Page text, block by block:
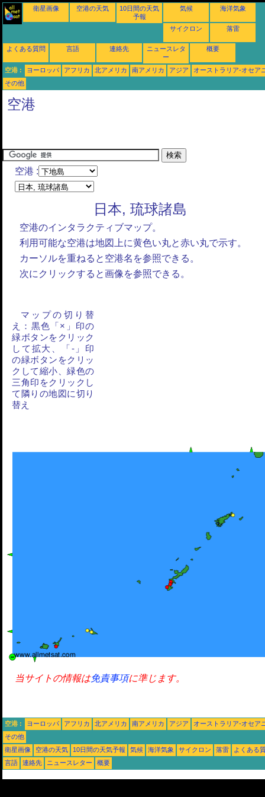
衛星画像 空港の天気
10日間の天気
予報
気候 海洋気象
サイクロン 落雷
よくある質問 言語 連絡先
ニュースレタ
ー
概要
空港 : ヨーロッパ アフリカ 北アメリカ 南アメリカ アジア
オーストラリア-オセア
その他
空港
空港 :
日本, 琉球諸島
空港のインタラクティブマップ。
利用可能な空港は地図上に黄色い丸と赤い丸で示す。
カーソルを重ねると空港名を参照できる。
次にクリックすると画像を参照できる。
マップの切り替
え：黒色「×」印の
緑ボタンをクリック
して拡大、「-」印
の緑ボタンをクリッ
クして縮小、緑色の
三角印をクリックし
て隣りの地図に切り
替え
当サイトの情報は免責事項に準じます。
空港 : ヨーロッパ アフリカ 北アメリカ 南アメリカ アジア
オーストラリア-オセア
その他
衛星画像
空港の天気 10日間の天気予報 気候 海洋気象 サイクロン 落雷
よくある
言語
連絡先 ニュースレター 概要